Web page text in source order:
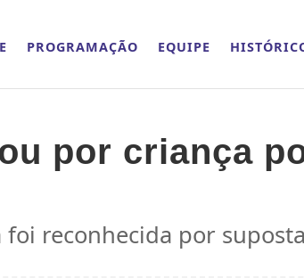
PROGRAMAÇÃO EQUIPE
por criança
reconhecida por